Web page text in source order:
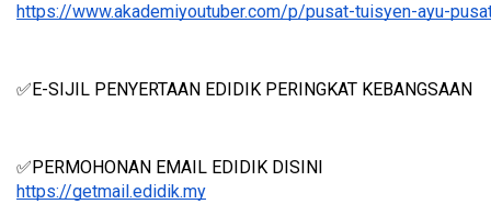
https://www.akademiyoutuber.com/p/pusat-tuisyen-ayu-
✅E-SIJIL PENYERTAAN EDIDIK PERINGKAT KEBANGSAAN
✅PERMOHONAN EMAIL EDIDIK DISINI
https://getmail.edidik.my